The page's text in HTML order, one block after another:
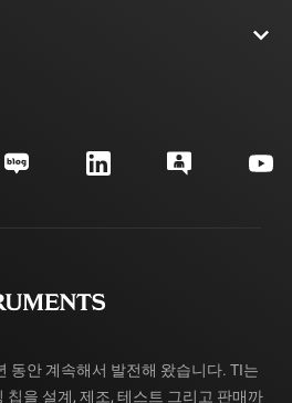
동안 계속해서 발전해 왔습니다. TI는
을 설계, 제조, 테스트 그리고 판매까